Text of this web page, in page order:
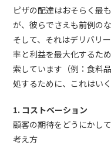
ピザの配達はおそらく最
が、彼らでさえも前例の
そして、それはデリバリ
率と利益を最大化するた
索しています（例：食料
処するために、これはい
1. コストベーション
顧客の期待をどうにかし
考え方